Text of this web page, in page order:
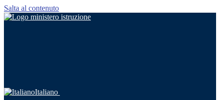
Salta al contenuto
Italiano